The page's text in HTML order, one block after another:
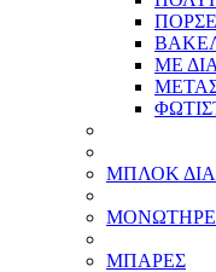
ΜΕ
ΜΠΛΟΚ
ΜΠΑΡΕΣ